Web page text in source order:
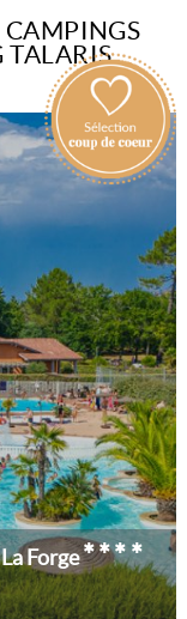
CAMPINGS
TALARIS
Forge****